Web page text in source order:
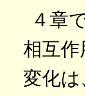
４章
相互
変化